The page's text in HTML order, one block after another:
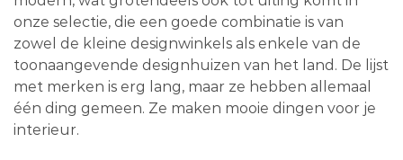
onze selectie, die een goede combinatie is van
zowel de kleine designwinkels als enkele van de
toonaangevende designhuizen van het land. De lijst
met merken is erg lang, maar ze hebben allemaal
één ding gemeen. Ze maken mooie dingen voor je
interieur.